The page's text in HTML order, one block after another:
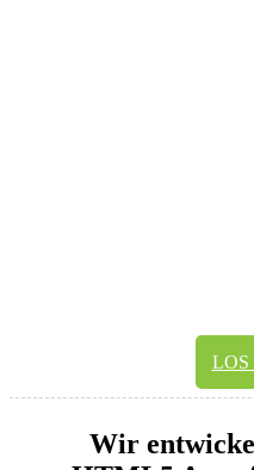
LOS
Wir